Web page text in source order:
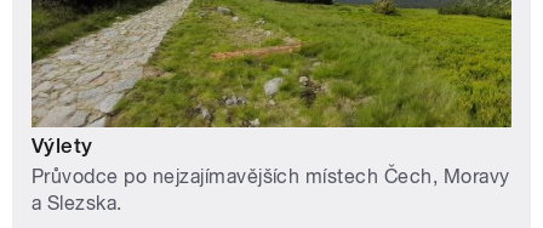
Výlety
Průvodce po nejzajímavějších místech Čech, Moravy
a Slezska.